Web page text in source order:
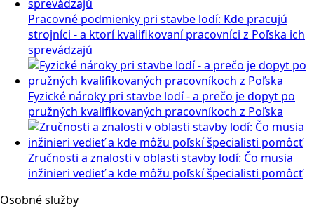
Pracovné podmienky pri stavbe lodí: Kde pracujú
strojníci - a ktorí kvalifikovaní pracovníci z Poľska ich
sprevádzajú
Fyzické nároky pri stavbe lodí - a prečo je dopyt po
pružných kvalifikovaných pracovníkoch z Poľska
Zručnosti a znalosti v oblasti stavby lodí: Čo musia
inžinieri vedieť a kde môžu poľskí špecialisti pomôcť
Osobné služby